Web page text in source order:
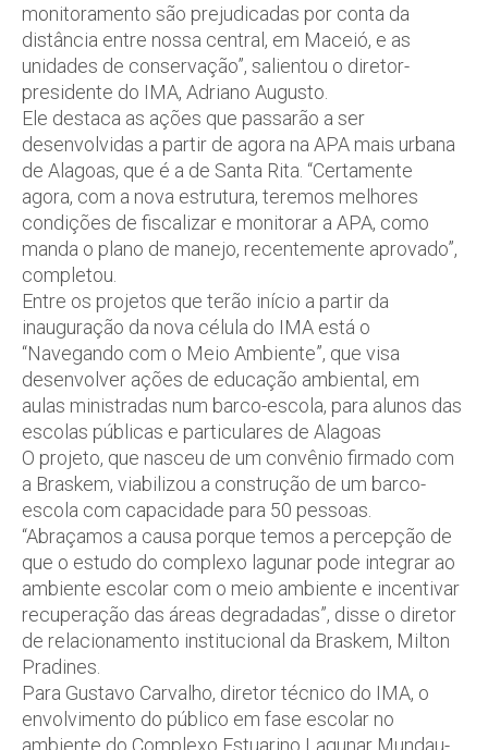
monitoramento são prejudicadas por conta da
distância entre nossa central, em Maceió, e as
unidades de conservação”, salientou o diretor-
presidente do IMA, Adriano Augusto.
Ele destaca as ações que passarão a ser
desenvolvidas a partir de agora na APA mais urbana
de Alagoas, que é a de Santa Rita. “Certamente
agora, com a nova estrutura, teremos melhores
condições de fiscalizar e monitorar a APA, como
manda o plano de manejo, recentemente aprovado”,
completou.
Entre os projetos que terão início a partir da
inauguração da nova célula do IMA está o
“Navegando com o Meio Ambiente”, que visa
desenvolver ações de educação ambiental, em
aulas ministradas num barco-escola, para alunos das
escolas públicas e particulares de Alagoas
O projeto, que nasceu de um convênio firmado com
a Braskem, viabilizou a construção de um barco-
escola com capacidade para 50 pessoas.
“Abraçamos a causa porque temos a percepção de
que o estudo do complexo lagunar pode integrar ao
ambiente escolar com o meio ambiente e incentivar
recuperação das áreas degradadas”, disse o diretor
de relacionamento institucional da Braskem, Milton
Pradines.
Para Gustavo Carvalho, diretor técnico do IMA, o
envolvimento do público em fase escolar no
ambiente do Complexo Estuarino Lagunar Mundau-